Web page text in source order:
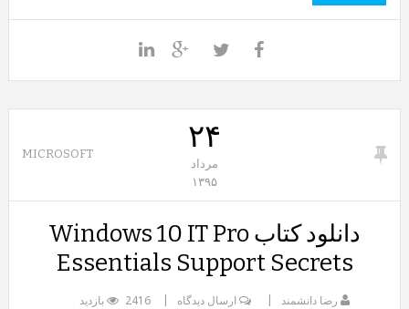
۲۴
مرداد
۱۳۹۵
MICROSOFT
دانلود کتاب Windows 10 IT Pro
Essentials Support Secrets
رضا دانشمند ارسال دیدگاه 2416 بازدید